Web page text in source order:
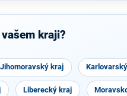
Plzeň a
kraji?
Jihomoravský kraj
Liberecký kraj